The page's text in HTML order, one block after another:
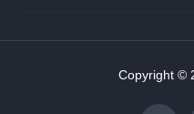
Copyright ©